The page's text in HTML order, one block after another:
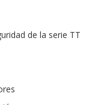
de la serie TT